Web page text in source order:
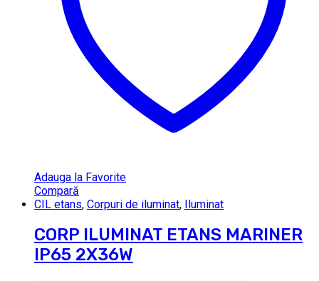
Adauga la Favorite
Compară
CIL etans, Corpuri de iluminat, Iluminat
CORP ILUMINAT ETANS MARINER
IP65 2X36W